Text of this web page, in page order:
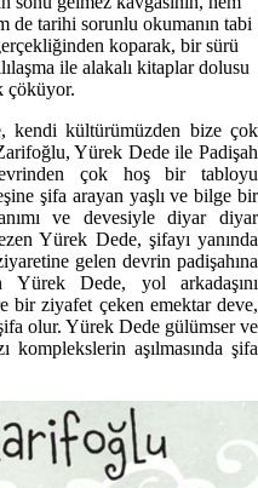
de tarihi sorunlu okumanın tabi
koparak, bir sürü
ile alakalı kitaplar dolusu
çöküyor.
kendi kültürümüzden bize çok
Yürek Dede ile Padişah
çok hoş bir tabloyu
şifa arayan yaşlı ve bilge bir
ve devesiyle diyar diyar
Yürek Dede, şifayı yanında
gelen devrin padişahına
Dede, yol arkadaşını
bir ziyafet çeken emektar deve,
olur. Yürek Dede gülümser ve
komplekslerin aşılmasında şifa